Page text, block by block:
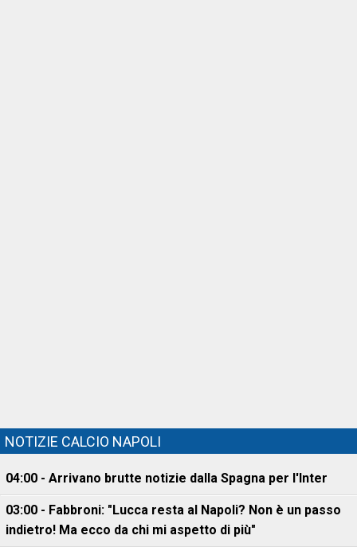
NOTIZIE CALCIO NAPOLI
04:00 - Arrivano brutte notizie dalla Spagna per l'Inter
03:00 - Fabbroni: "Lucca resta al Napoli? Non è un passo
indietro! Ma ecco da chi mi aspetto di più"